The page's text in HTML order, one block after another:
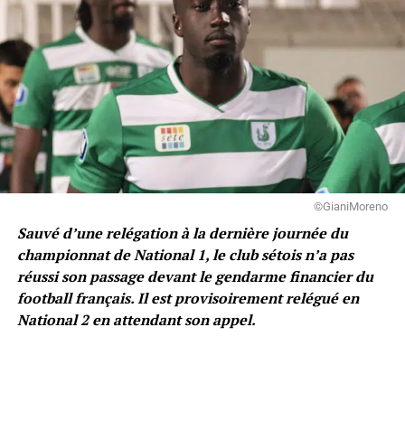
©GianiMoreno
Sauvé d’une relégation à la dernière journée du
championnat de National 1, le club sétois n’a pas
réussi son passage devant le gendarme financier du
football français. Il est provisoirement relégué en
National 2 en attendant son appel.